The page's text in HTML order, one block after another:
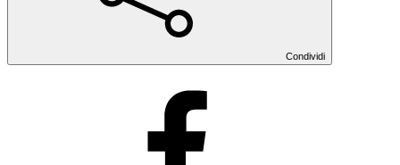
Condividi